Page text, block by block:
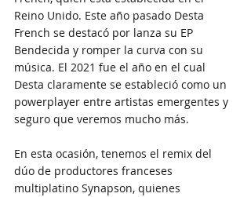
Reino Unido. Este año pasado Desta
French se destacó por lanza su EP
Bendecida y romper la curva con su
música. El 2021 fue el año en el cual
Desta claramente se estableció como un
powerplayer entre artistas emergentes y
seguro que veremos mucho más.
En esta ocasión, tenemos el remix del
dúo de productores franceses
multiplatino Synapson, quienes